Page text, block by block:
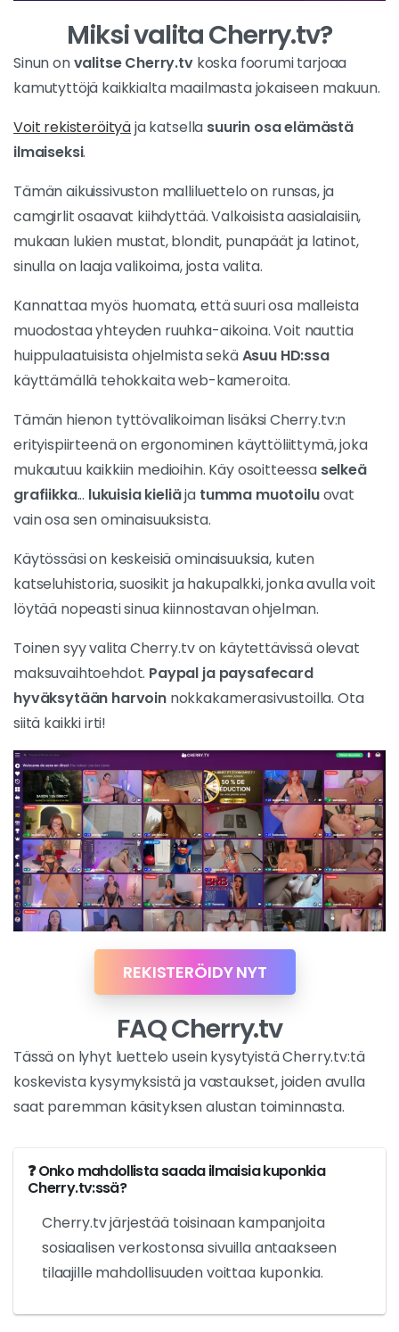
Miksi valita Cherry.tv?
Sinun onvalitse Cherry.tvkoska foorumi tarjoaa
kamutyttöjä kaikkialta maailmasta jokaiseen makuun.
Voit rekisteröityäja katsella suurin osa elämästä
ilmaiseksi.
Tämän aikuissivuston malliluettelo on runsas, ja
camgirlit osaavat kiihdyttää. Valkoisista aasialaisiin,
mukaan lukien mustat, blondit, punapäät ja latinot,
sinulla on laaja valikoima, josta valita.
Kannattaa myös huomata, että suuri osa malleista
muodostaa yhteyden ruuhka-aikoina. Voit nauttia
huippulaatuisista ohjelmista sekäAsuu HD:ssa
käyttämällä tehokkaita web-kameroita.
Tämän hienon tyttövalikoiman lisäksi Cherry.tv:n
erityispiirteenä on ergonominen käyttöliittymä, joka
mukautuu kaikkiin medioihin. Käy osoitteessa selkeä
grafiikka... lukuisia kieliäja tumma muotoiluovat
vain osa sen ominaisuuksista.
Käytössäsi on keskeisiä ominaisuuksia, kuten
katseluhistoria, suosikit ja hakupalkki, jonka avulla voit
löytää nopeasti sinua kiinnostavan ohjelman.
Toinen syy valita Cherry.tv on käytettävissä olevat
maksuvaihtoehdot. Paypal ja paysafecard
hyväksytään harvoinnokkakamerasivustoilla. Ota
siitä kaikki irti!
REKISTERÖIDY NYT
FAQ Cherry.tv
Tässä on lyhyt luettelo usein kysytyistä Cherry.tv:tä
koskevista kysymyksistä ja vastaukset, joiden avulla
saat paremman käsityksen alustan toiminnasta.
❓ Onko mahdollista saada ilmaisia kuponkia
Cherry.tv:ssä?
Cherry.tv järjestää toisinaan kampanjoita
sosiaalisen verkostonsa sivuilla antaakseen
tilaajille mahdollisuuden voittaa kuponkia.